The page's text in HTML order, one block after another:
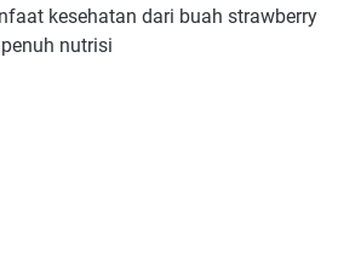
kesehatan dari buah strawberry
nutrisi